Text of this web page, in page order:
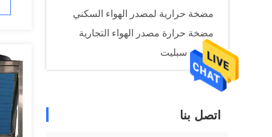
مضخة حرارية لمصدر الهواء السكني
مضخة حرارة مصدر الهواء التجارية
مكيف سبليت
اتصل بنا